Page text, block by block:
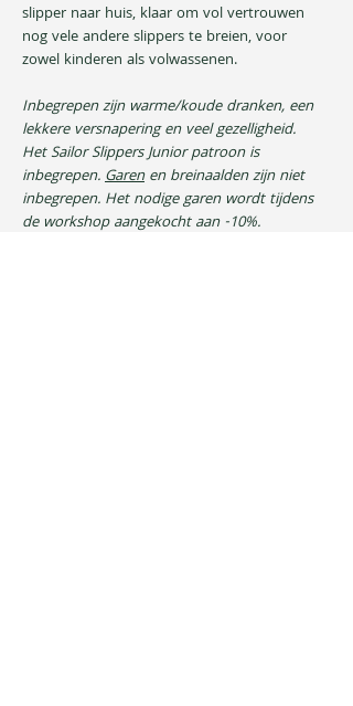
slipper naar huis, klaar om vol vertrouwen
nog vele andere slippers te breien, voor
zowel kinderen als volwassenen.
Inbegrepen zijn warme/koude dranken, een
lekkere versnapering en veel gezelligheid.
Het Sailor Slippers Junior patroon is
inbegrepen. Garen en breinaalden zijn niet
inbegrepen. Het nodige garen wordt tijdens
de workshop aangekocht aan -10%.